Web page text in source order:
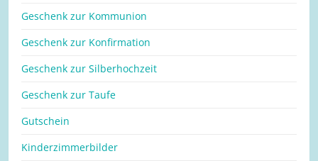
Geschenk zur Kommunion
Geschenk zur Konfirmation
Geschenk zur Silberhochzeit
Geschenk zur Taufe
Gutschein
Kinderzimmerbilder